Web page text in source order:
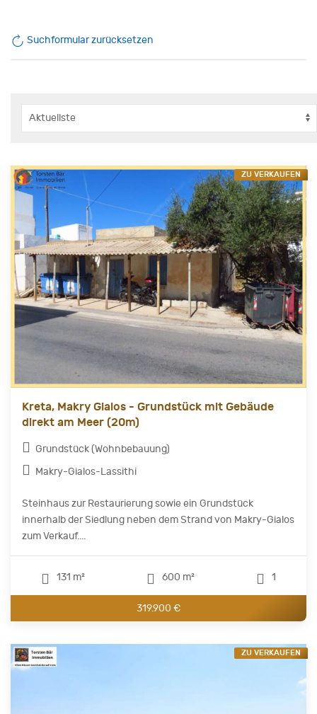
Suchformular zurücksetzen
Kreta, Makry Gialos - Grundstück mit Gebäude
direkt am Meer (20m)
Grundstück (Wohnbebauung)
Makry-Gialos-Lassithi
Steinhaus zur Restaurierung sowie ein Grundstück
innerhalb der Siedlung neben dem Strand von Makry-Gialos
zum Verkauf....
131 m² 600 m² 1
319.900 €
ZU VERKAUFEN
ZU VERKAUFEN